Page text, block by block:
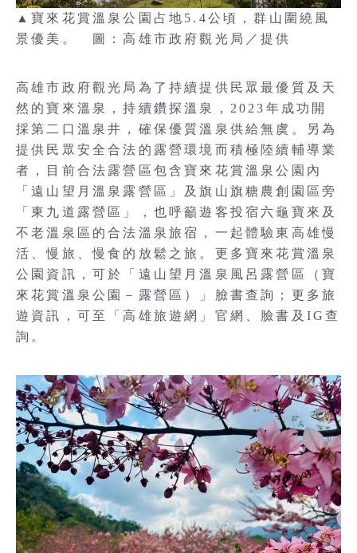
▲寶來花賞溫泉公園占地5.4公頃，群山圍繞風
景優美。 圖：高雄市政府觀光局／提供
高雄市政府觀光局為了持續提供民眾最優質及天
然的寶來溫泉，持續鑽探溫泉，2023年成功開
採第二口溫泉井，確保優質溫泉供給無虞。另為
提供民眾安全合法的露營環境而積極陸續輔導業
者，目前合法露營區包含寶來花賞溫泉公園內
「遠山望月溫泉露營區」及旗山旗糖農創園區旁
「東九道露營區」，也呼籲遊客投宿六龜寶來及
不老溫泉區的合法溫泉旅宿，一起體驗東高雄慢
活、慢旅、慢食的放鬆之旅。更多寶來花賞溫泉
公園資訊，可於「遠山望月溫泉風呂露營區（寶
來花賞溫泉公園－露營區）」臉書查詢；更多旅
遊資訊，可至「高雄旅遊網」官網、臉書及IG查
詢。